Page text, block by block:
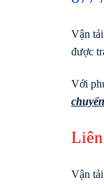
Vận
được
Với
Vận